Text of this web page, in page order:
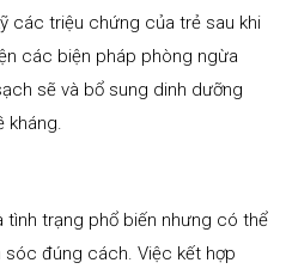
các triệu chứng của trẻ sau khi
các biện pháp phòng ngừa
sẽ và bổ sung dinh dưỡng
kháng.
tình trạng phổ biến nhưng có thể
sóc đúng cách. Việc kết hợp